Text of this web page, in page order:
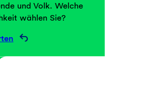
und Volk. Welche
wählen Sie?